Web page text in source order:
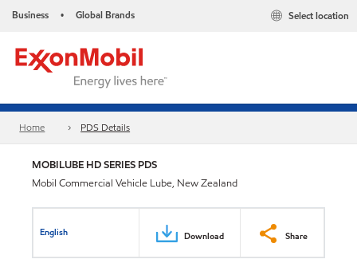
Business • Global Brands Select location
Home PDS Details
MOBILUBE HD SERIES PDS
Mobil Commercial Vehicle Lube, New Zealand
English Download Share